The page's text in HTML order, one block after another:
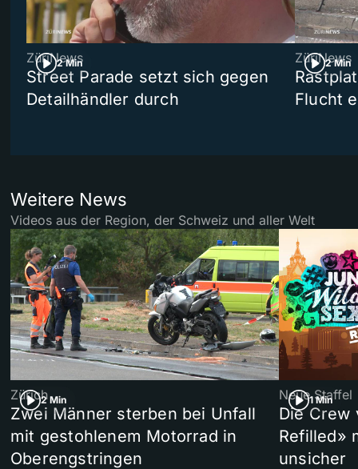
2 Min
ZüriNews
Street Parade setzt sich gegen
Detailhändler durch
2 Min
ZüriNews
Flucht
Weitere News
Videos aus der Region, der Schweiz und aller Welt
2 Min
Zürich
Zwei Männer sterben bei Unfall
mit gestohlenem Motorrad in
Oberengstringen
1 Min
Neue Staffel
Die Crew
Refilled»
unsicher